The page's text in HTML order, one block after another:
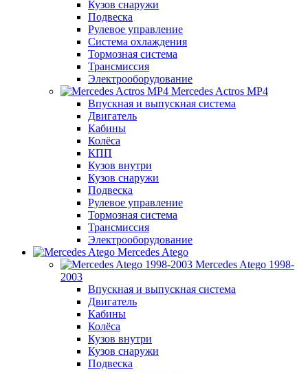
Кузов снаружи
Подвеска
Рулевое управление
Система охлаждения
Тормозная система
Трансмиссия
Электрооборудование
Mercedes Actros MP4
Впускная и выпускная система
Двигатель
Кабины
Колёса
КПП
Кузов внутри
Кузов снаружи
Подвеска
Рулевое управление
Тормозная система
Трансмиссия
Электрооборудование
Mercedes Atego
Mercedes Atego 1998-
2003
Впускная и выпускная система
Двигатель
Кабины
Колёса
Кузов внутри
Кузов снаружи
Подвеска